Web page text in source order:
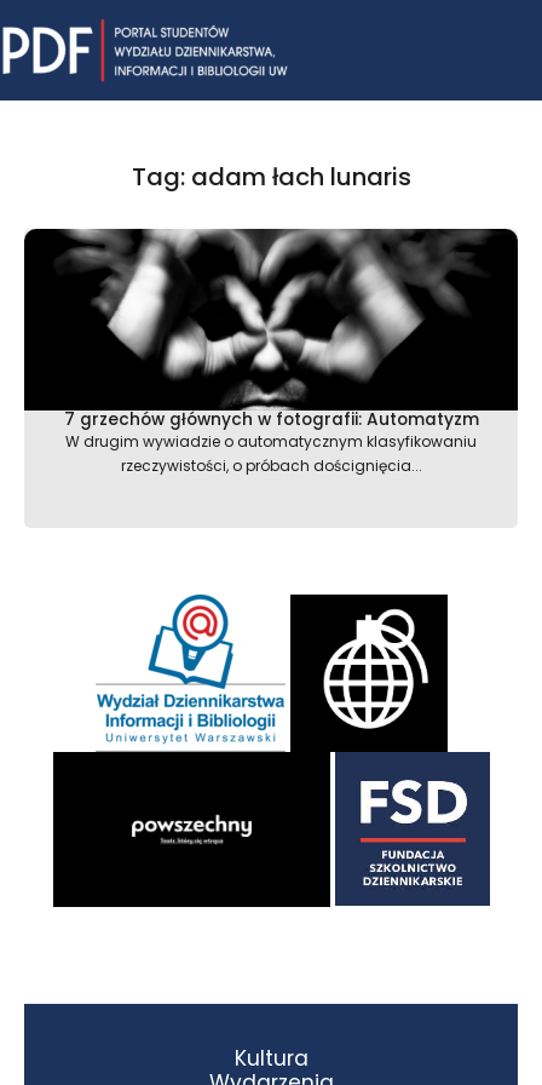
to
content
Tag: adam łach lunaris
7 grzechów głównych w fotografii: Automatyzm
W drugim wywiadzie o automatycznym klasyfikowaniu
rzeczywistości, o próbach doścignięcia...
Kultura